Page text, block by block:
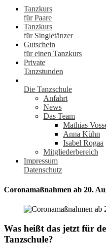
Tanzkurs
für Paare
Tanzkurs
für Singletänzer
Gutschein
für einen Tanzkurs
Private
Tanzstunden
Die Tanzschule
Anfahrt
News
Das Team
Mathias
Anna Kühn
Isabel Rogaa
Mitgliederbereich
Impressum
Datenschutz
Coronamaßnahmen ab 20.
Was heißt das jetzt für
Tanzschule?